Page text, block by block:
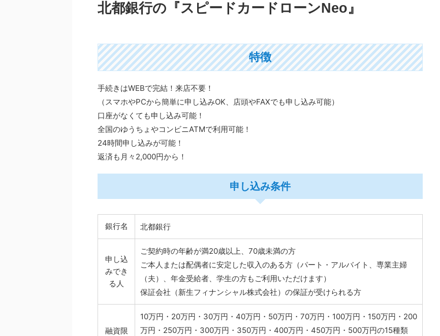
北都銀行の『スピードカードローンNeo』
特徴
手続きはWEBで完結！来店不要！
（スマホやPCから簡単に申し込みOK、店頭やFAXでも申し込み可能）
口座がなくても申し込み可能！
全国のゆうちょやコンビニATMで利用可能！
24時間申し込みが可能！
返済も月々2,000円から！
申し込み条件
銀行名 北都銀行
申し込
みでき
る人
ご契約時の年齢が満20歳以上、70歳未満の方
ご本人または配偶者に安定した収入のある方（パート・アルバイト、専業主婦
（夫）、年金受給者、学生の方もご利用いただけます）
保証会社（新生フィナンシャル株式会社）の保証が受けられる方
融資限
10万円・20万円・30万円・40万円・50万円・70万円・100万円・150万円・200
万円・250万円・300万円・350万円・400万円・450万円・500万円の15種類